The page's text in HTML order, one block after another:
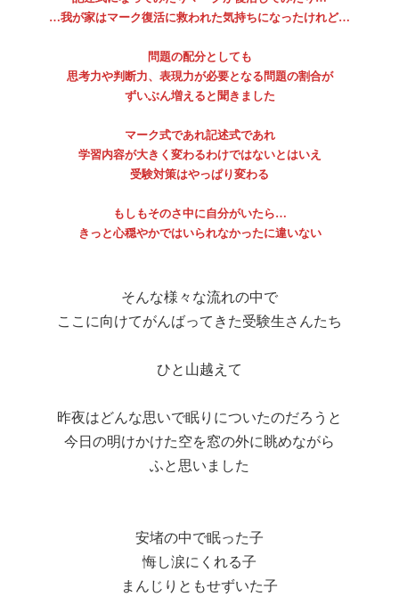
…我が家はマーク復活に救われた気持ちになったけれど…
問題の配分としても
思考力や判断力、表現力が必要となる問題の割合が
ずいぶん増えると聞きました
マーク式であれ記述式であれ
学習内容が大きく変わるわけではないとはいえ
受験対策はやっぱり変わる
もしもそのさ中に自分がいたら…
きっと心穏やかではいられなかったに違いない
そんな様々な流れの中で
ここに向けてがんばってきた受験生さんたち
ひと山越えて
昨夜はどんな思いで眠りについたのだろうと
今日の明けかけた空を窓の外に眺めながら
ふと思いました
安堵の中で眠った子
悔し涙にくれる子
まんじりともせずいた子